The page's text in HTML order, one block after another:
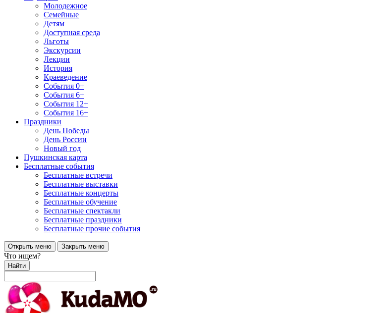
Молодежное
Семейные
Детям
Доступная среда
Льготы
Экскурсии
Лекции
История
Краеведение
События 0+
События 6+
События 12+
События 16+
Праздники
День Победы
День России
Новый год
Пушкинская карта
Бесплатные события
Бесплатные встречи
Бесплатные выставки
Бесплатные концерты
Бесплатные обучение
Бесплатные спектакли
Бесплатные праздники
Бесплатные прочие события
Открыть меню Закрыть меню
Что ищем?
Найти